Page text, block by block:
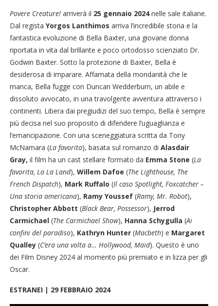
Povere Creature! arriverà il 25 gennaio 2024nelle sale italiane.
Dal regista Yorgos Lanthimos arriva l’incredibile storia e la
fantastica evoluzione di Bella Baxter, una giovane donna
riportata in vita dal brillante e poco ortodosso scienziato Dr.
Godwin Baxter. Sotto la protezione di Baxter, Bella è
desiderosa di imparare. Affamata della mondanità che le
manca, Bella fugge con Duncan Wedderburn, un abile e
dissoluto avvocato, in una travolgente avventura attraverso i
continenti. Libera dai pregiudizi del suo tempo, Bella è sempre
più decisa nel suo proposito di difendere l’uguaglianza e
l’emancipazione. Con una sceneggiatura scritta da Tony
McNamara (La favorita), basata sul romanzo di Alasdair
Gray, il film ha un cast stellare formato da Emma Stone (La
favorita, La La Land), Willem Dafoe (The Lighthouse, The
French Dispatch), Mark Ruffalo (Il caso Spotlight, Foxcatcher –
Una storia americana), Ramy Youssef (Ramy, Mr. Robot),
Christopher Abbott (Black Bear, Possessor), Jerrod
Carmichael (The Carmichael Show), Hanna Schygulla (Ai
confini del paradiso), Kathryn Hunter (Macbeth) e Margaret
Qualley (C’era una volta a… Hollywood, Maid). Questo è uno
dei Film Disney 2024 al momento più premiato e in lizza per gli
Oscar.
ESTRANEI | 29 FEBBRAIO 2024